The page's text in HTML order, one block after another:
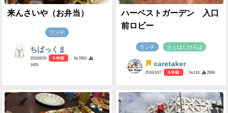
来んさいや（お弁当）
ランチ
ちばっくま
2020/8/30 5 年前
- №7853
1609
ハーベストガーデン 入口
前ロビー
ランチ さんばしひろば
caretaker
2016/10/7 9 年前 - №116 2898